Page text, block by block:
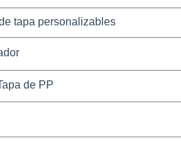
tapa personalizables
de PP